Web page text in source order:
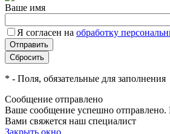
Ваше имя
Я согласен на обработку
* - Поля, обязательные для заполнения
Сообщение отправлено
Ваше сообщение успешно
Вами свяжется наш специалист
Закрыть окно